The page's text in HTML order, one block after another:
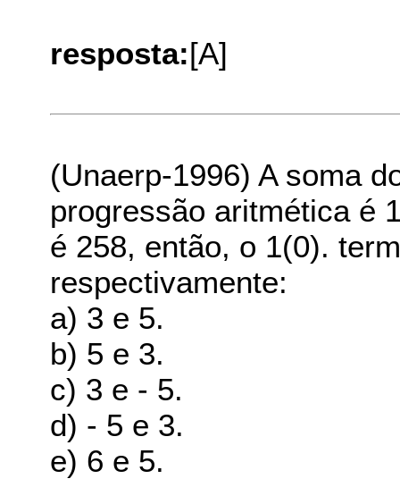
resposta:[A]
(Unaerp-1996) A soma
progressão aritmética é
é 258, então, o 1(0).
respectivamente:
a) 3 e 5.
b) 5 e 3.
c) 3 e - 5.
d) - 5 e 3.
e) 6 e 5.